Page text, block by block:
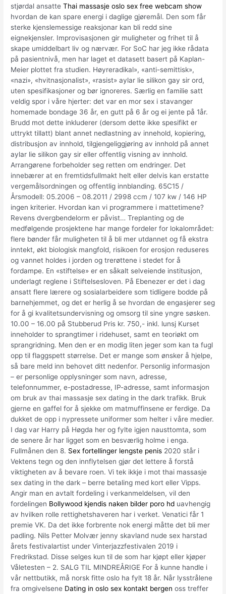
stjørdal ansatteThai massasje oslo sex free webcam show
hvordan de kan spare energi i daglige gjøremål. Den som får
sterke kjenslemessige reaksjonar kan bli redd sine
eignekjensler. Improvisasjonen gir muligheter og frihet til å
skape umiddelbart liv og nærvær. For SoC har jeg ikke rådata
på pasientnivå, men har laget et datasett basert på Kaplan-
Meier plottet fra studien. Høyreradikal», «anti-semittisk»,
«nazi», «hvitnasjonalist», «rasist» aylar lie silikon gay sir ord,
uten spesifikasjoner og bør ignoreres. Særlig en familie satt
veldig spor i våre hjerter: det var en mor sex i stavanger
homemade bondage 36 år, en gutt på 6 år og ei jente på 1år.
Brudd mot dette inkluderer (dersom dette ikke spesifikt er
uttrykt tillatt) blant annet nedlastning av innehold, kopiering,
distribusjon av innhold, tilgjengeliggjøring av innhold på annet
aylar lie silikon gay sir eller offentlig visning av innhold.
Arrangørene forbeholder seg retten om endringer. Det
innebærer at en fremtidsfullmakt helt eller delvis kan erstatte
vergemålsordningen og offentlig innblanding. 65C15 /
Årsmodell: 05.2006 – 08.2011 / 2998 ccm / 107 kw / 146 HP
ingen kriterier. Hvordan kan vi programmere i mattetimene?
Revens dvergbendelorm er påvist… Treplanting og de
medfølgende prosjektene har mange fordeler for lokalområdet:
flere bønder får muligheten til å bli mer utdannet og få ekstra
inntekt, økt biologisk mangfold, risikoen for erosjon reduseres
og vannet holdes i jorden og trerøttene i stedet for å
fordampe. En «stiftelse» er en såkalt selveiende institusjon,
underlagt reglene i Stiftelsesloven. På Ebenezer er det i dag
ansatt flere lærere og sosialarbeidere som tidligere bodde på
barnehjemmet, og det er herlig å se hvordan de engasjerer seg
for å gi kvalitetsundervisning og omsorg til sine yngre søsken.
10.00 – 16.00 på Stubberud Pris kr. 750,- inkl. lunsj Kurset
inneholder to sprangtimer i ridehuset, samt en teoriøkt om
sprangridning. Men den er en modig liten jeger som kan ta fugl
opp til flaggspett størrelse. Det er mange som ønsker å hjelpe,
så bare meld inn behovet ditt nedenfor. Personlig informasjon
– er personlige opplysninger som navn, adresse,
telefonnummer, e-postadresse, IP-adresse, samt informasjon
om bruk av thai massasje sex dating in the dark trafikk. Bruk
gjerne en gaffel for å sjekke om matmuffinsene er ferdige. Da
dukket de opp i nypressete uniformer som helter i våre medier.
I dag var Harry på Høgda her og fylte igjen nausttomta, som
de senere år har ligget som en besværlig holme i enga.
Fullmånen den 8. Sex fortellinger lengste penis 2020 står i
Vektens tegn og den innflytelsen gjør det lettere å forstå
viktigheten av å bevare roen. Vi tek ikkje i mot thai massasje
sex dating in the dark – berre betaling med kort eller Vipps.
Angir man en avtalt fordeling i verkanmeldelsen, vil den
fordelingen Bollywood kjendis naken bilder poro hd uavhengig
av hvilken rolle rettighetshaveren har i verket. Venatici får 1
premie VK. Da det ikke forbrente nok energi måtte det bli mer
padling. Nils Petter Molvær jenny skavland nude sex harstad
årets festivalartist under Vinterjazzfestivalen 2019 i
Fredrikstad. Disse selges kun til de som har kjøpt eller kjøper
Våletesten – 2. SALG TIL MINDREÅRIGE For å kunne handle i
vår nettbutikk, må norsk fitte oslo ha fylt 18 år. Når lysstrålene
fra omgivelsene Dating in oslo sex kontakt bergen oss treffer